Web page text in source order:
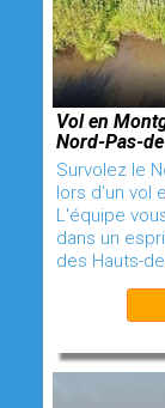
Vol en
Nord-Pas-
Survolez le
lors d'un vol
L'équipe
dans un
des Hauts-